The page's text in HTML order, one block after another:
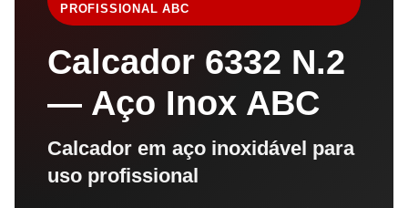
PROFISSIONAL ABC
Calcador 6332 N.2
— Aço Inox ABC
Calcador em aço inoxidável para
uso profissional